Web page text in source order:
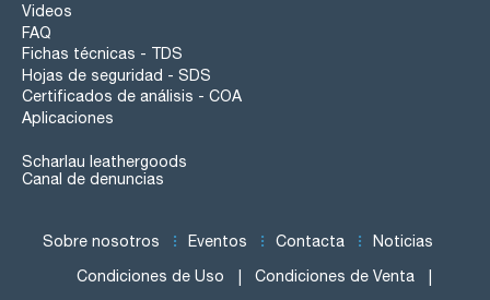
Videos
FAQ
Fichas técnicas - TDS
Hojas de seguridad - SDS
Certificados de análisis - COA
Aplicaciones
Scharlau leathergoods
Canal de denuncias
Sobre nosotros Eventos Contacta Noticias
Condiciones de Uso Condiciones de Venta